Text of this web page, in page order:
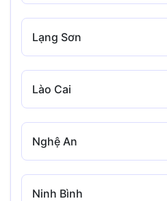
Lạng Sơn
Lào Cai
Nghệ An
Ninh Bình